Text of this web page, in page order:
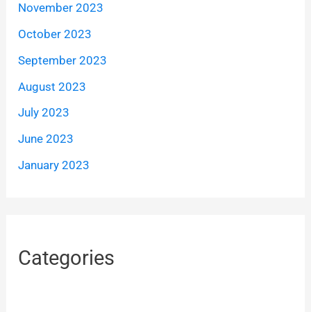
November 2023
October 2023
September 2023
August 2023
July 2023
June 2023
January 2023
Categories